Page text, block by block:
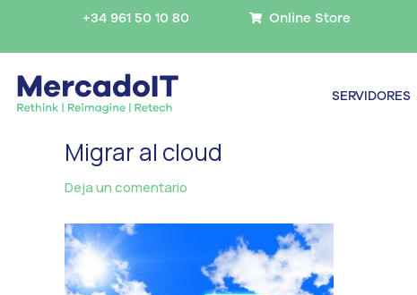
contenido
+34 961 50 10 80 Online Store
SERVIDORES
Migrar al cloud
Deja un comentario